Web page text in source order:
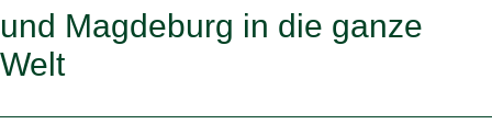
und Magdeburg in die ganze
Welt